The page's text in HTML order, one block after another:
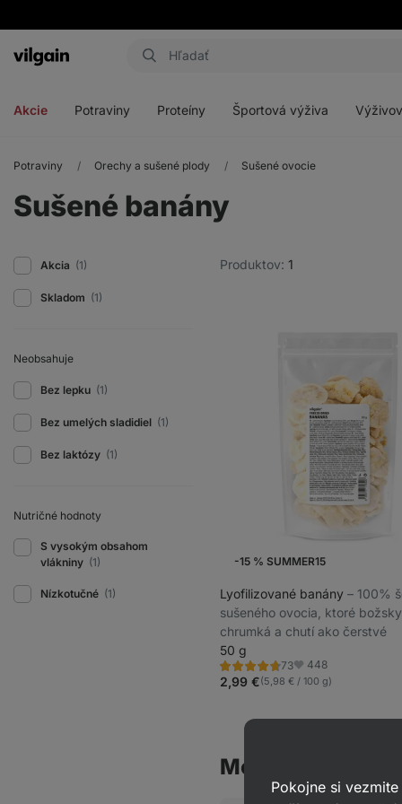
Eshop
Akcie Potraviny Proteíny Športová výživa
Potraviny Orechy a sušené plody Sušené ovocie
Sušené banány
Produktov: 1
Akcia (1)
Skladom (1)
Neobsahuje
Bez lepku (1)
Bez umelých sladidiel (1)
Bez laktózy (1)
Nutričné ​​hodnoty
S vysokým obsahom
vlákniny (1)
Nízkotučné (1)
-15 % SUMMER15
Lyofilizované banány ⁠–⁠ 100%
sušeného ovocia, ktoré božsky
chrumká a chutí ako čerstvé
50 g
73
Hodnotenie
4.7/5,
73
Obľúbené
448
2,99 €(5,98 € / 100 g)
Mohlo by ťa tiež
Pokojne si